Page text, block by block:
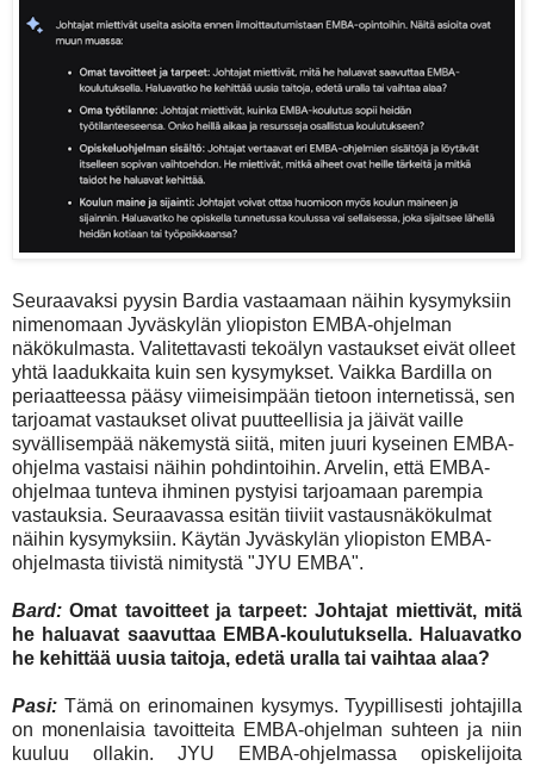
Seuraavaksi pyysin Bardia vastaamaan näihin kysymyksiin
nimenomaan Jyväskylän yliopiston EMBA-ohjelman
näkökulmasta. Valitettavasti tekoälyn vastaukset eivät olleet
yhtä laadukkaita kuin sen kysymykset. Vaikka Bardilla on
periaatteessa pääsy viimeisimpään tietoon internetissä, sen
tarjoamat vastaukset olivat puutteellisia ja jäivät vaille
syvällisempää näkemystä siitä, miten juuri kyseinen EMBA-
ohjelma vastaisi näihin pohdintoihin. Arvelin, että EMBA-
ohjelmaa tunteva ihminen pystyisi tarjoamaan parempia
vastauksia. Seuraavassa esitän tiiviit vastausnäkökulmat
näihin kysymyksiin. Käytän Jyväskylän yliopiston EMBA-
ohjelmasta tiivistä nimitystä "JYU EMBA".
Bard: Omat tavoitteet ja tarpeet: Johtajat miettivät, mitä
he haluavat saavuttaa EMBA-koulutuksella. Haluavatko
he kehittää uusia taitoja, edetä uralla tai vaihtaa alaa?
Pasi: Tämä on erinomainen kysymys. Tyypillisesti johtajilla
on monenlaisia tavoitteita EMBA-ohjelman suhteen ja niin
kuuluu ollakin. JYU EMBA-ohjelmassa opiskelijoita